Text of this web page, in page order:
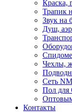
Краска,
Трапик
Звук на
Душ,
Чехлы,
Сеть
Пол
Контакты